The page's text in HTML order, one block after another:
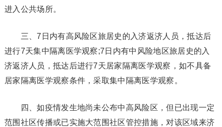
进入公共场所。
三、7日内有高风险区旅居史的入济返济人员，抵达后
进行7天集中隔离医学观察;7日内有中风险地区旅居史的入
济返济人员，抵达后进行7天居家隔离医学观察，如不具备
居家隔离医学观察条件，采取集中隔离医学观察。
四、如疫情发生地尚未公布中高风险区，但已出现一定
范围社区传播或已实施大范围社区管控措施，对该区域来济